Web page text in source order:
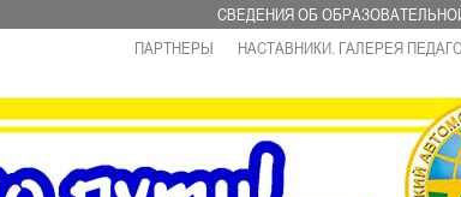
СВЕДЕНИЯ ОБ
ПАРТНЕРЫ
НАСТАВНИКИ. ГАЛЕРЕЯ